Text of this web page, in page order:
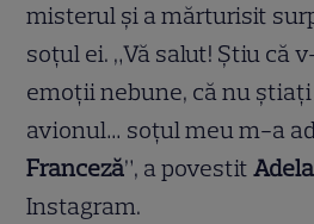
misterul și a mărturisit
soțul ei. „Vă salut! Știu că
emoții nebune, că nu
avionul… soțul meu m-a
Franceză”, a povestit
Instagram.